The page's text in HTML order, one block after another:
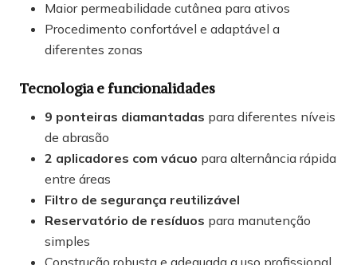
Maior permeabilidade cutânea para ativos
Procedimento confortável e adaptável a
diferentes zonas
Tecnologia e funcionalidades
9 ponteiras diamantadas para diferentes níveis
de abrasão
2 aplicadores com vácuo para alternância rápida
entre áreas
Filtro de segurança reutilizável
Reservatório de resíduos para manutenção
simples